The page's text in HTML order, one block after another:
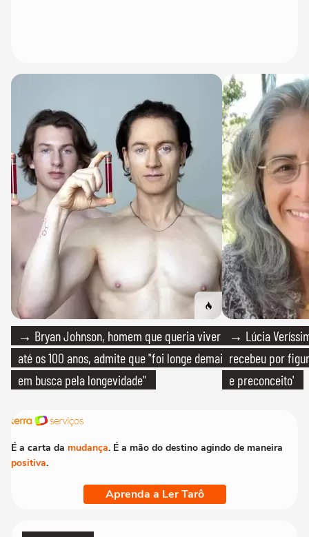
→ Bryan Johnson, homem que queria viver
até os 100 anos, admite que "foi longe demais
em busca pela longevidade"
→ Lúcia
recebeu por
e preconceito'
É a carta da mudança. É a mão do destino agindo de maneira
positiva.
Aprenda a Ler Tarô